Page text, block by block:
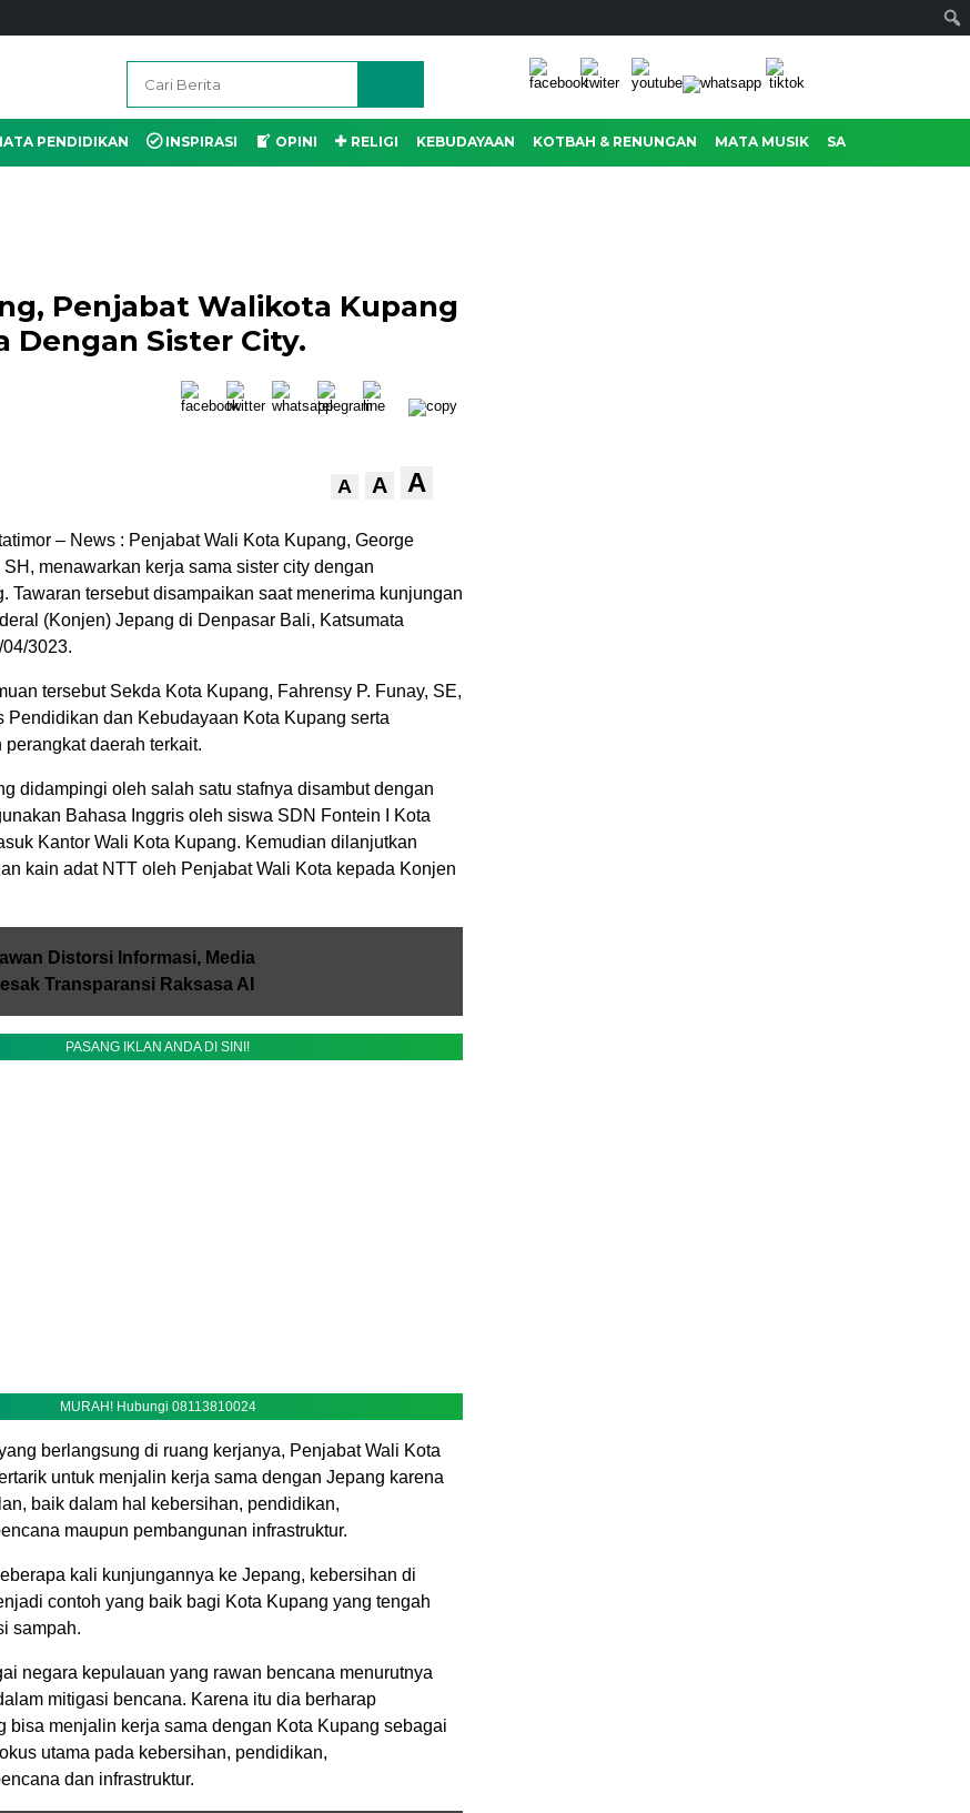
PENDIDIKAN INSPIRASI OPINI RELIGI KEBUDAYAAN KOTBAH & RENUNGAN MATA MUSIK SASTRA
Penjabat Walikota Kupang
Dengan Sister City.
A A A
– News : Penjabat Wali Kota Kupang, George
menawarkan kerja sama sister city dengan
Tawaran tersebut disampaikan saat menerima kunjungan
(Konjen) Jepang di Denpasar Bali, Katsumata
3023.
tersebut Sekda Kota Kupang, Fahrensy P. Funay, SE,
Pendidikan dan Kebudayaan Kota Kupang serta
daerah terkait.
didampingi oleh salah satu stafnya disambut dengan
Bahasa Inggris oleh siswa SDN Fontein I Kota
Kantor Wali Kota Kupang. Kemudian dilanjutkan
kain adat NTT oleh Penjabat Wali Kota kepada Konjen
Distorsi Informasi, Media
Transparansi Raksasa AI
PASANG IKLAN ANDA DI SINI!
MURAH! Hubungi 08113810024
berlangsung di ruang kerjanya, Penjabat Wali Kota
untuk menjalin kerja sama dengan Jepang karena
baik dalam hal kebersihan, pendidikan,
maupun pembangunan infrastruktur.
kali kunjungannya ke Jepang, kebersihan di
contoh yang baik bagi Kota Kupang yang tengah
sampah.
negara kepulauan yang rawan bencana menurutnya
mitigasi bencana. Karena itu dia berharap
bisa menjalin kerja sama dengan Kota Kupang sebagai
utama pada kebersihan, pendidikan,
dan infrastruktur.